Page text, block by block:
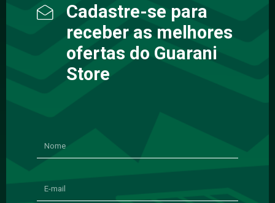
Cadastre-se para
receber as melhores
ofertas do Guarani
Store